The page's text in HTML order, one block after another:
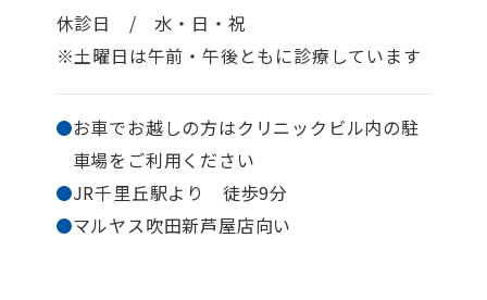
休診日 / 水・日・祝
※土曜日は午前・午後ともに診療しています
お車でお越しの方はクリニックビル内の駐
車場を ご利用ください
JR千里丘駅より 徒歩9分
マルヤス吹田新芦屋店向い